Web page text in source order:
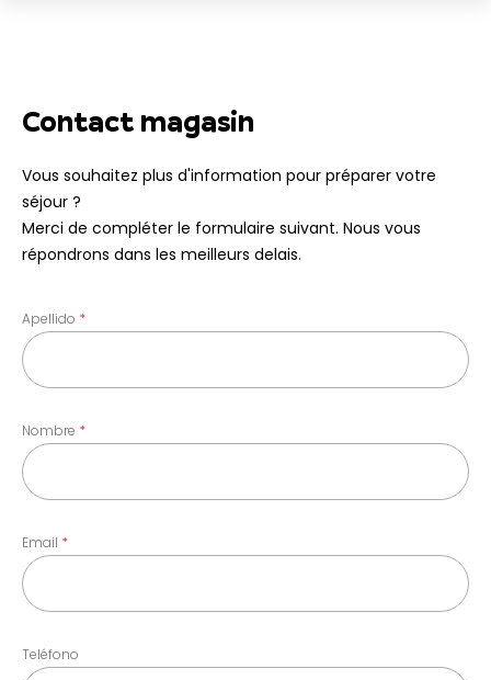
Contact magasin
Vous souhaitez plus d'information pour préparer votre
séjour ?
Merci de compléter le formulaire suivant. Nous vous
répondrons dans les meilleurs delais.
Apellido
Nombre
Email
Teléfono